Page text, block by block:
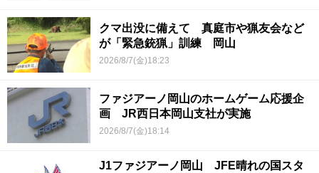
クマ出没に備えて 真庭市や猟友会など
が「緊急銃猟」訓練 岡山
2026/8/7(金)18:23
ファジアーノ岡山のホームゲーム応援企
画 JR西日本岡山支社が実施
2026/8/7(金)18:14
J1ファジアーノ岡山 JFE晴れの国スタ